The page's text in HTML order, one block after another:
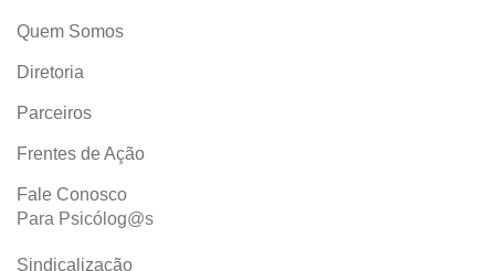
Quem Somos
Diretoria
Parceiros
Frentes de Ação
Fale Conosco
Para Psicólog@s
Sindicalização